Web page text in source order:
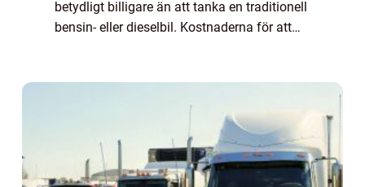
betydligt billigare än att tanka en traditionell
bensin- eller dieselbil. Kostnaderna för att